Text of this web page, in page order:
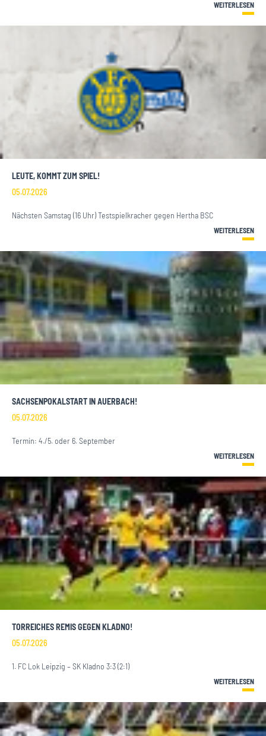
WEITERLESEN
LEUTE, KOMMT ZUM SPIEL!
05.07.2026
Nächsten Samstag (16 Uhr) Testspielkracher gegen Hertha BSC
WEITERLESEN
SACHSENPOKALSTART IN AUERBACH!
05.07.2026
Termin: 4./5. oder 6. September
WEITERLESEN
TORREICHES REMIS GEGEN KLADNO!
05.07.2026
1. FC Lok Leipzig – SK Kladno 3:3 (2:1)
WEITERLESEN